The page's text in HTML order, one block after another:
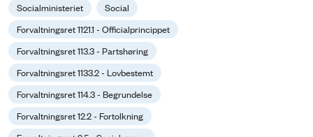
Socialministeriet
Social
Forvaltningsret 1121.1 - Officialprincippet
Forvaltningsret 113.3 - Partshøring
Forvaltningsret 1133.2 - Lovbestemt
Forvaltningsret 114.3 - Begrundelse
Forvaltningsret 12.2 - Fortolkning